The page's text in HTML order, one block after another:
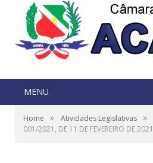
MENU
Home » Atividades Legislativas »
001/2021, DE 11 DE FEVEREIRO DE 2021